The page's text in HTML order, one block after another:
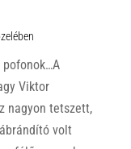
pofonok…A
Viktor
nagyon tetszett,
volt